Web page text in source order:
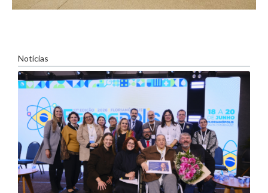
Notícias